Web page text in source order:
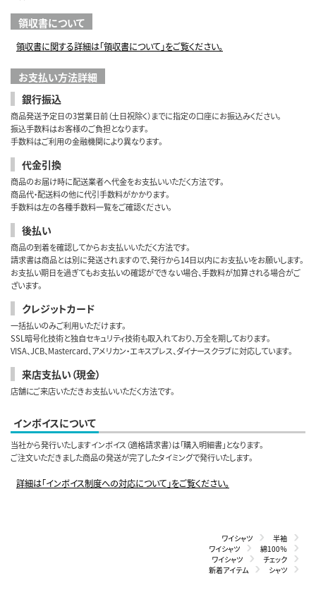
領収書について
領収書に関する詳細は「領収書について」をご覧ください。
お支払い方法詳細
銀行振込
商品発送予定日の3営業日前（土日祝除く）までに指定の口座にお振込みください。
振込手数料はお客様のご負担となります。
手数料はご利用の金融機関により異なります。
代金引換
商品のお届け時に配送業者へ代金をお支払いいただく方法です。
商品代・配送料の他に代引手数料がかかります。
手数料は左の各種手数料一覧をご確認ください。
後払い
商品の到着を確認してからお支払いいただく方法です。
請求書は商品とは別に発送されますので、発行から14日以内にお支払いをお願いします。
お支払い期日を過ぎてもお支払いの確認ができない場合、手数料が加算される場合がご
ざいます。
クレジットカード
一括払いのみご利用いただけます。
SSL暗号化技術と独自セキュリティ技術も取入れており、万全を期しております。
VISA、JCB、Mastercard、アメリカン・エキスプレス、ダイナースクラブに対応しています。
来店支払い（現金）
店舗にご来店いただきお支払いいただく方法です。
インボイスについて
当社から発行いたしますインボイス（適格請求書）は「購入明細書」となります。
ご注文いただきました商品の発送が完了したタイミングで発行いたします。
詳細は「インボイス制度への対応について」をご覧ください。
ワイシャツ
半袖
ワイシャツ
綿100％
ワイシャツ
チェック
新着アイテム
シャツ